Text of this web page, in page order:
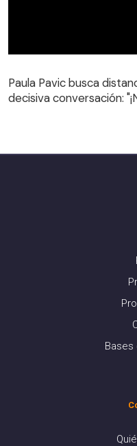
decisiva conversación:
Paula Pavic busca
decisiva conversación:
Bases